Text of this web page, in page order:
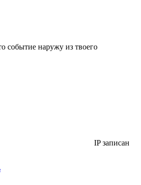
событие наружу из твоего
IP записан